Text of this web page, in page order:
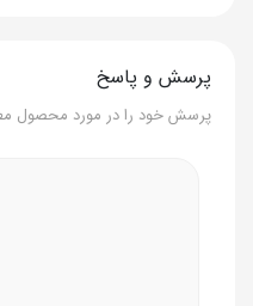
پرسش و پاسخ
پرسش خود را در مورد محصول